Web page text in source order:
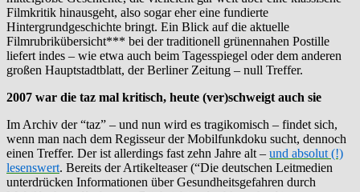
Filmkritik hinausgeht, also sogar eher eine fundierte
Hintergrundgeschichte bringt. Ein Blick auf die aktuelle
Filmrubrikübersicht*** bei der traditionell grünennahen Postille
liefert indes – wie etwa auch beim Tagesspiegel oder dem anderen
großen Hauptstadtblatt, der Berliner Zeitung – null Treffer.
2007 war die taz mal kritisch, heute (ver)schweigt auch sie
Im Archiv der “taz” – und nun wird es tragikomisch – findet sich,
wenn man nach dem Regisseur der Mobilfunkdoku sucht, dennoch
einen Treffer. Der ist allerdings fast zehn Jahre alt – und absolut (!)
lesenswert. Bereits der Artikelteaser (“Die deutschen Leitmedien
unterdrücken Informationen über Gesundheitsgefahren durch